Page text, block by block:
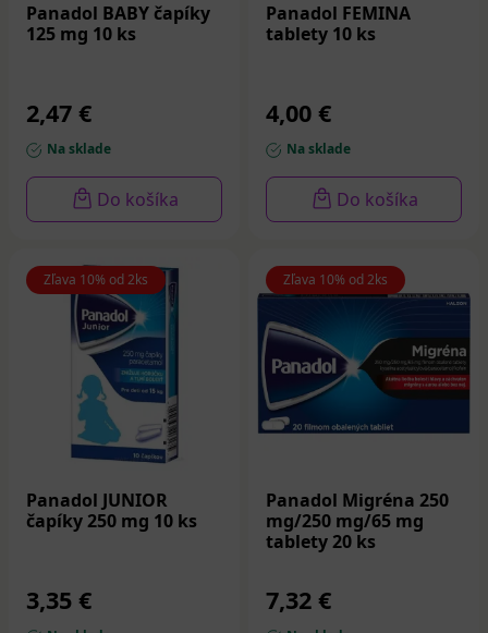
Panadol BABY čapíky
125 mg 10 ks
2,47 €
Na sklade
Do košíka
Panadol FEMINA
tablety 10 ks
4,00 €
Na sklade
Do košíka
Zľava 10% od 2ks
Panadol JUNIOR
čapíky 250 mg 10 ks
3,35 €
Zľava 10% od 2ks
Panadol Migréna 250
mg/250 mg/65 mg
tablety 20 ks
7,32 €